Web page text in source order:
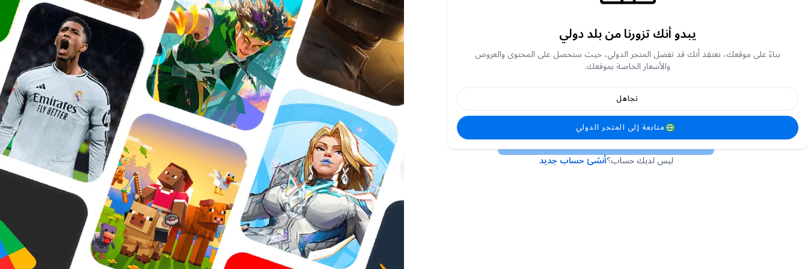
أو
لقد نسيت كلمة المرور الخاصة بي
تسجيل الدخول
ليس لديك حساب؟أنشئ حساب جديد
يبدو أنك تزورنا من بلد دولي
بناءً على موقعك، نعتقد أنك قد تفضل المتجر الدولي، حيث ستحصل على المحتوى والعروض
والأسعار الخاصة بموقعك.
تجاهل
متابعة إلى المتجر الدولي